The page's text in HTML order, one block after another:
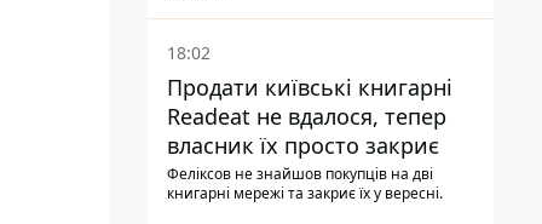
18:02
Продати київські книгарні
Readeat не вдалося, тепер
власник їх просто закриє
Феліксов не знайшов покупців на дві
книгарні мережі та закриє їх у вересні.